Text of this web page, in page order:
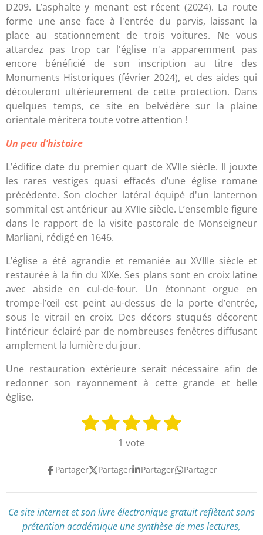
D209. L’asphalte y menant est récent (2024). La route
forme une anse face à l'entrée du parvis, laissant la
place au stationnement de trois voitures. Ne vous
attardez pas trop car l'église n'a apparemment pas
encore bénéficié de son inscription au titre des
Monuments Historiques (février 2024), et des aides qui
découleront ultérieurement de cette protection. Dans
quelques temps, ce site en belvédère sur la plaine
orientale méritera toute votre attention !
Un peu d’histoire
L’édifice date du premier quart de XVIIe siècle. Il jouxte
les rares vestiges quasi effacés d’une église romane
précédente. Son clocher latéral équipé d'un lanternon
sommital est antérieur au XVIIe siècle. L’ensemble figure
dans le rapport de la visite pastorale de Monseigneur
Marliani, rédigé en 1646.
L’église a été agrandie et remaniée au XVIIIe siècle et
restaurée à la fin du XIXe. Ses plans sont en croix latine
avec abside en cul-de-four. Un étonnant orgue en
trompe-l’œil est peint au-dessus de la porte d’entrée,
sous le vitrail en croix. Des décors stuqués décorent
l’intérieur éclairé par de nombreuses fenêtres diffusant
amplement la lumière du jour.
Une restauration extérieure serait nécessaire afin de
redonner son rayonnement à cette grande et belle
église.
a
1
o
i
l
2
o
i
l
3
é
o
i
l
4
é
o
i
l
5
o
i
l
y
r
l
'
1 vote
Partager Partager Partager Partager
Ce site internet et son livre électronique gratuit reflètentsans
prétention académique une synthèse de mes lectures,